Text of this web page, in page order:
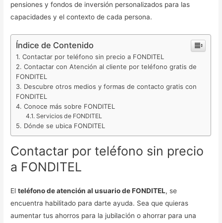
pensiones y fondos de inversión personalizados para las
capacidades y el contexto de cada persona.
Índice de Contenido
Contactar por teléfono sin precio a FONDITEL
Contactar con Atención al cliente por teléfono gratis de
FONDITEL
Descubre otros medios y formas de contacto gratis con
FONDITEL
Conoce más sobre FONDITEL
Servicios de FONDITEL
Dónde se ubica FONDITEL
Contactar por teléfono sin precio
a FONDITEL
Elteléfono de atención al usuario de FONDITEL, se
encuentra habilitado para darte ayuda. Sea que quieras
aumentar tus ahorros para la jubilación o ahorrar para una